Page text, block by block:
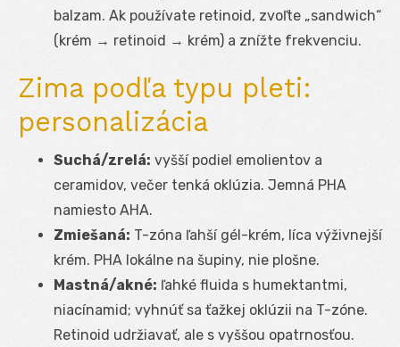
balzam. Ak používate retinoid, zvoľte „sandwich“
(krém → retinoid → krém) a znížte frekvenciu.
Zima podľa typu pleti:
personalizácia
Suchá/zrelá: vyšší podiel emolientov a
ceramidov, večer tenká oklúzia. Jemná PHA
namiesto AHA.
Zmiešaná: T-zóna ľahší gél-krém, líca výživnejší
krém. PHA lokálne na šupiny, nie plošne.
Mastná/akné: ľahké fluida s humektantmi,
niacínamid; vyhnúť sa ťažkej oklúzii na T-zóne.
Retinoid udržiavať, ale s vyššou opatrnosťou.